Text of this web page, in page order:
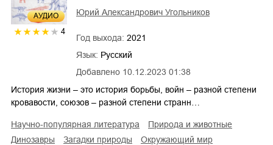
AУДИО
4
Добавлено 10.12.2023 01:38
Юрий Александрович Угольников
Год выхода: 2021
Язык: Русский
История жизни – это история борьбы, войн – разной степени
кровавости, союзов – разной степени странн…
научно-популярная литература
природа и животные
динозавры
загадки природы
окружающий мир